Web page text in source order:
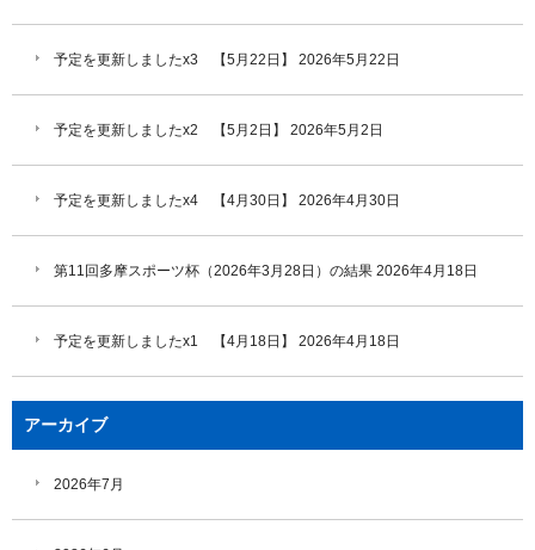
予定を更新しましたx3 【5月22日】 2026年5月22日
予定を更新しましたx2 【5月2日】 2026年5月2日
予定を更新しましたx4 【4月30日】 2026年4月30日
第11回多摩スポーツ杯（2026年3月28日）の結果 2026年4月18日
予定を更新しましたx1 【4月18日】 2026年4月18日
アーカイブ
2026年7月